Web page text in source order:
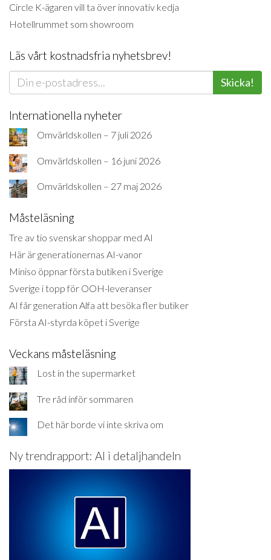
Circle K-ägaren vill ta över innovativ kedja
Hotellrummet som showroom
Läs vårt kostnadsfria nyhetsbrev!
Skicka!
Internationella nyheter
Omvärldskollen – 7 juli 2026
Omvärldskollen – 16 juni 2026
Omvärldskollen – 27 maj 2026
Måsteläsning
Tre av tio svenskar shoppar med AI
Här är generationernas AI-vanor
Miniso öppnar första butiken i Sverige
Sverige i topp för OOH-leveranser
AI får generation Alfa att besöka fler butiker
Första AI-styrda köpet i Sverige
Veckans måsteläsning
Lost in the supermarket
Tre råd inför sommaren
Det här borde vi inte skriva om
Ny trendrapport: AI i detaljhandeln